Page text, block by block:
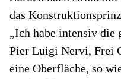
das
„Ich habe intensiv die
Pier Luigi Nervi, Frei
eine Oberfläche, so